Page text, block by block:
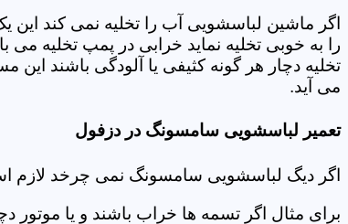
اگر ماشین لباسشویی آب را تخلیه نمی کند
را به خوبی تخلیه نماید خرابی در پمپ تخلیه
تخلیه دچار هر گونه کثیفی یا آلودگی باشند
می آید.
تعمیر لباسشویی سامسونگ در دزفول
اگر دیگ لباسشویی سامسونگ نمی چرخد لازم
برای مثال اگر تسمه ها خراب باشند و یا